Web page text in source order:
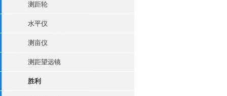
测距轮
水平仪
测亩仪
测距望远镜
胜利